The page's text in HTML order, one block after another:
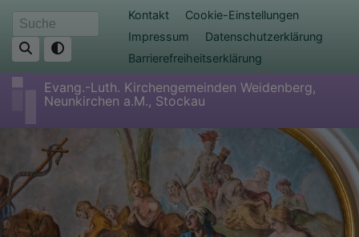
Direkt
zum
Inhalt
Suche Fußbereichsmenü
Kontakt
Cookie-Einstellungen
Impressum
Datenschutzerklärung
Barrierefreiheitserklärung
Evang.-Luth. Kirchengemeinden Weidenberg,
Neunkirchen a.M., Stockau